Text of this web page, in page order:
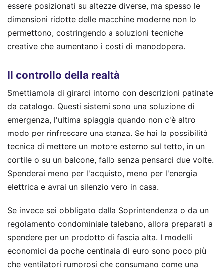
essere posizionati su altezze diverse, ma spesso le
dimensioni ridotte delle macchine moderne non lo
permettono, costringendo a soluzioni tecniche
creative che aumentano i costi di manodopera.
Il controllo della realtà
Smettiamola di girarci intorno con descrizioni patinate
da catalogo. Questi sistemi sono una soluzione di
emergenza, l'ultima spiaggia quando non c'è altro
modo per rinfrescare una stanza. Se hai la possibilità
tecnica di mettere un motore esterno sul tetto, in un
cortile o su un balcone, fallo senza pensarci due volte.
Spenderai meno per l'acquisto, meno per l'energia
elettrica e avrai un silenzio vero in casa.
Se invece sei obbligato dalla Soprintendenza o da un
regolamento condominiale talebano, allora preparati a
spendere per un prodotto di fascia alta. I modelli
economici da poche centinaia di euro sono poco più
che ventilatori rumorosi che consumano come una